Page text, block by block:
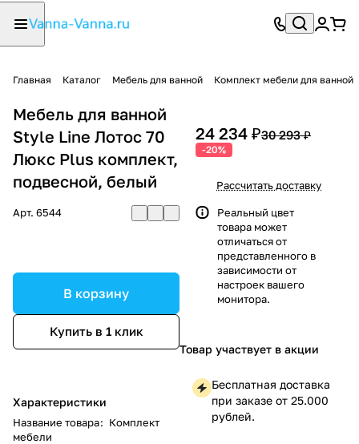
Главная Каталог Мебель для ванной Комплект мебели для ванной
Мебель для ванной
Style Line Лотос 70
Люкс Plus комплект,
подвесной, белый
Арт. 6544
В корзину
Купить в 1 клик
Характеристики
Название товара: Комплект
мебели
24 234 ₽30 293 ₽
-20%
Рассчитать доставку
Реальный цвет
товара может
отличаться от
представленного в
зависимости от
настроек вашего
монитора.
Товар участвует в акции
Бесплатная доставка
при заказе от 25.000
рублей.